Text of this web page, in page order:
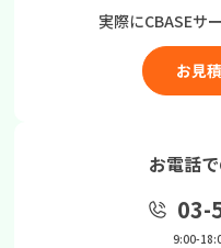
実際にCBASEサ
お見
お電話
03-
9:00-